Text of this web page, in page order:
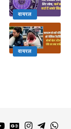
वायरल
वायरल